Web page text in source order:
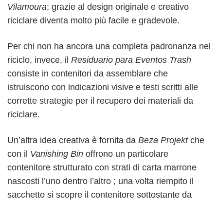
Vilamoura; grazie al design originale e creativo
riciclare diventa molto più facile e gradevole.
Per chi non ha ancora una completa padronanza nel
riciclo, invece, il Residuario para Eventos Trash
consiste in contenitori da assemblare che
istruiscono con indicazioni visive e testi scritti alle
corrette strategie per il recupero dei materiali da
riciclare.
Un’altra idea creativa è fornita da Beza Projekt che
con il Vanishing Bin offrono un particolare
contenitore strutturato con strati di carta marrone
nascosti l’uno dentro l’altro ; una volta riempito il
sacchetto si scopre il contenitore sottostante da